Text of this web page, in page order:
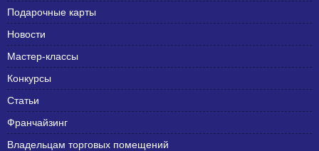
Подарочные карты
Новости
Мастер-классы
Конкурсы
Статьи
Франчайзинг
Владельцам торговых помещений